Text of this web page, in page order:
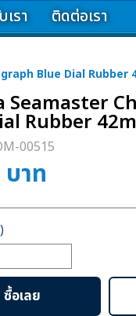
เรา ติดต่อเรา
Blue Dial Rubber
Seamaster
Rubber
00515
บาท
ซื้อเลย